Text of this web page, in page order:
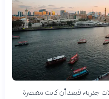
جذرية، فبعد أن كانت مقتصرة